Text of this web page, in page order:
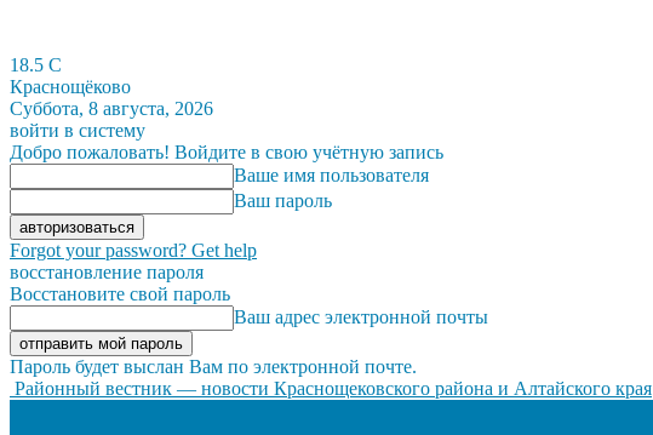
18.5 C
Краснощёково
Суббота, 8 августа, 2026
войти в систему
Добро пожаловать! Войдите в свою учётную запись
Ваше имя пользователя
Ваш пароль
Forgot your password? Get help
восстановление пароля
Восстановите свой пароль
Ваш адрес электронной почты
Пароль будет выслан Вам по электронной почте.
Районный вестник — новости Краснощековского района и Алтайского края